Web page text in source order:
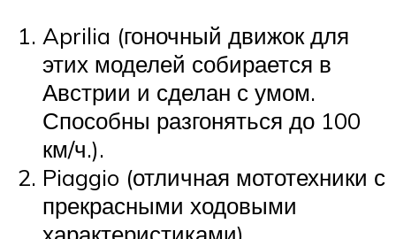
Aprilia (гоночный движок для
этих моделей собирается в
Австрии и сделан с умом.
Способны разгоняться до 100
км/ч.).
Piaggio (отличная мототехники с
прекрасными ходовыми